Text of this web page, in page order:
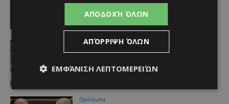
Μέσι για τον πατέρα του (ΒΙΝΤΕΟ)
Afentiko - 09/08/2026
Αθλητικά
Γκολάρα Καρέτσα στο ντεμπούτο
(ΒΙΝΤΕΟ)
Πρόσωπα
ΑΠΟΔΟΧΉ ΌΛΩΝ
ΑΠΌΡΡΙΨΗ ΌΛΩΝ
ΕΜΦΆΝΙΣΗ ΛΕΠΤΟΜΕΡΕΙΏΝ